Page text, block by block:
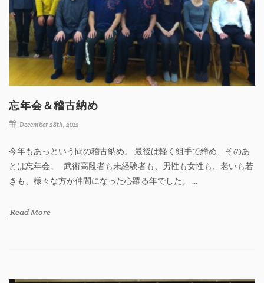
忘年会＆稽古納め
December 28th, 2012
今年もあっという間の稽古納め。 最後は軽く組手で締め、そのあ
とは忘年会。 武術高段者も未経験者も、男性も女性も、老いも若
きも、様々な方が仲間になった心躍る年でした。 ...
Read More